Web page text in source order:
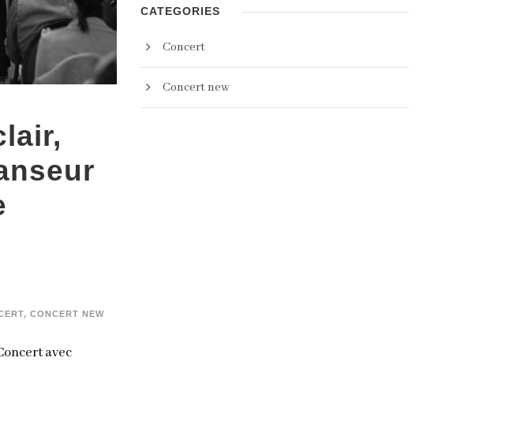
, CONCERT NEW
avec
CATEGORIES
Concert
Concert new